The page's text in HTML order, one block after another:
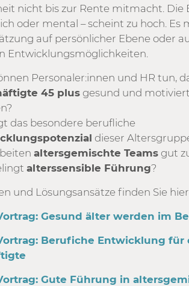
nicht bis zur Rente mitmacht. Die
oder mental – scheint zu hoch. Es
auf persönlicher Ebene oder
Entwicklungsmöglichkeiten.
Personaler:innen und HR tun,
45 plus gesund und
das besondere berufliche
dieser
altersgemischte Teams gut
alterssensible Führung?
und Lösungsansätze finden Sie
Gesund älter werden im
Berufiche Entwicklung für
Gute Führung in